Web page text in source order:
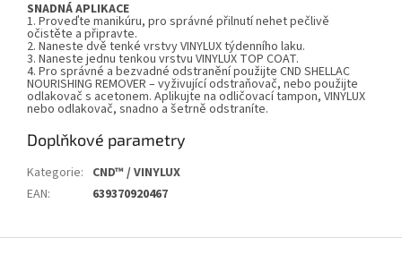
SNADNÁ APLIKACE
1. Proveďte manikúru, pro správné přilnutí nehet pečlivě
očistěte a připravte.
2. Naneste dvě tenké vrstvy VINYLUX týdenního laku.
3. Naneste jednu tenkou vrstvu VINYLUX TOP COAT.
4. Pro správné a bezvadné odstranění použijte CND SHELLAC
NOURISHING REMOVER – vyživující odstraňovač, nebo použijte
odlakovač s acetonem. Aplikujte na odličovací tampon, VINYLUX
nebo odlakovač, snadno a šetrně odstraníte.
Doplňkové parametry
Kategorie: CND™ / VINYLUX
EAN: 639370920467